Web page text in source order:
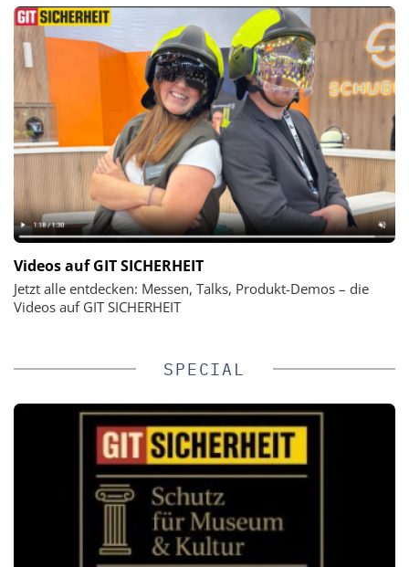
Videos auf GIT SICHERHEIT
Jetzt alle entdecken: Messen, Talks, Produkt-Demos – die
Videos auf GIT SICHERHEIT
SPECIAL